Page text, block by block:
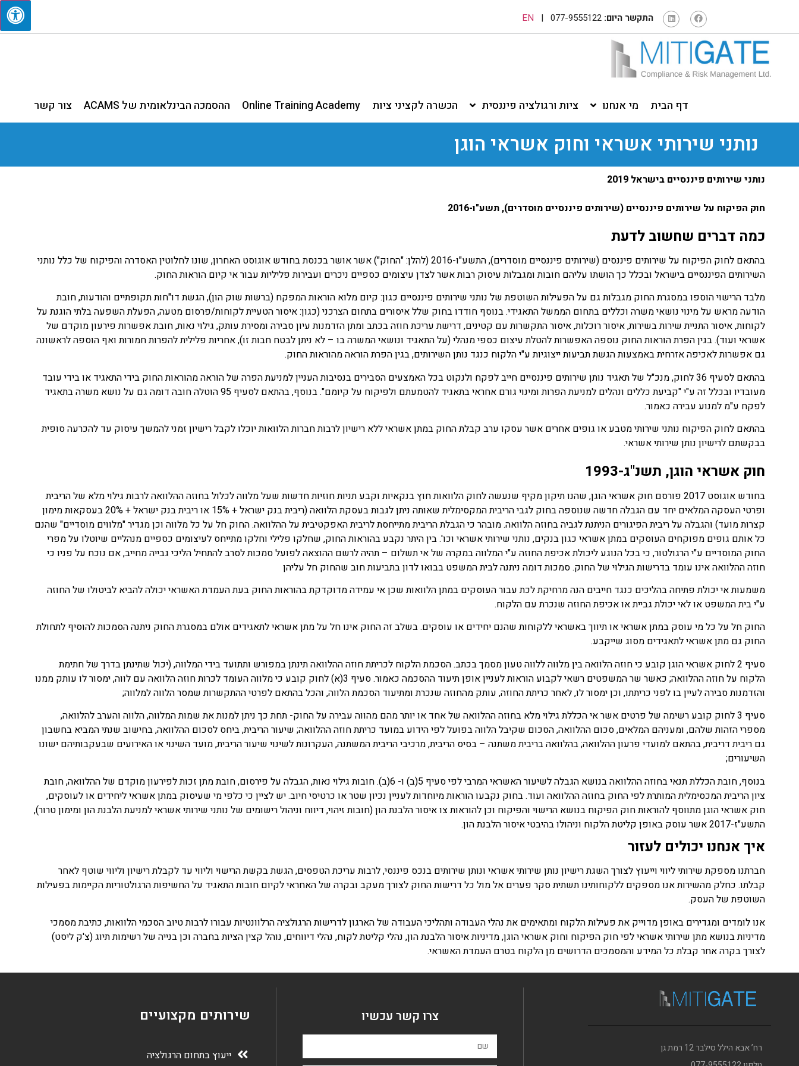
התקשר היום: EN
דף הבית מי אנחנו ציות ורגולציה פיננסית הכשרה לקציני ציות Online Training Academy ההסמכה הבינלאומית של ACAMS צור קשר
נותני שירותי אשראי וחוק אשראי הוגן
נותני שירותים פיננסיים בישראל 2019
חוק הפיקוח על שירותים פיננסיים (שירותים פיננסיים מוסדרים), תשע"ו-2016
כמה דברים שחשוב לדעת​
בהתאם לחוק הפיקוח על שירותים פיננסים (שירותים פיננסיים מוסדרים), התשע"ו-2016 (להלן: "החוק") אשר אושר בכנסת בחודש אוגוסט האחרון, שונו לחלוטין האסדרה והפיקוח של כלל נותני
השירותים הפיננסיים בישראל ובכלל כך הושתו עליהם חובות ומגבלות עיסוק רבות אשר לצדן עיצומים כספיים ניכרים ועבירות פליליות עבור אי קיום הוראות החוק.
מלבד הרישוי הוספו במסגרת החוק מגבלות גם על הפעילות השוטפת של נותני שירותים פיננסיים כגון: קיום מלוא הוראות המפקח (ברשות שוק הון), הגשת דו"חות תקופתיים והודעות, חובת
הודעה מראש על מינוי נושאי משרה וכללים בתחום הממשל התאגידי. בנוסף חודדו בחוק שלל איסורים בתחום הצרכני (כגון: איסור הטעיית לקוחות/פרסום מטעה, הפעלת השפעה בלתי הוגנת על
לקוחות, איסור התניית שירות בשירות, איסור רוכלות, איסור התקשרות עם קטינים, דרישת עריכת חוזה בכתב ומתן הזדמנות עיון סבירה ומסירת עותק, גילוי נאות, חובת אפשרות פירעון מוקדם של
אשראי ועוד). בגין הפרת הוראות החוק נוספה האפשרות להטלת עיצום כספי מנהלי (על התאגיד ונושאי המשרה בו – לא ניתן לבטח חבות זו), אחריות פלילית להפרות חמורות ואף הוספה לראשונה
גם אפשרות לאכיפה אזרחית באמצעות הגשת תביעות ייצוגיות ע"י הלקוח כנגד נותן השירותים, בגין הפרת הוראה מהוראות החוק.
בהתאם לסעיף 36 לחוק, מנכ"ל של תאגיד נותן שירותים פיננסיים חייב לפקח ולנקוט בכל האמצעים הסבירים בנסיבות העניין למניעת הפרה של הוראה מהוראות החוק בידי התאגיד או בידי עובד
מעובדיו ובכלל זה ע"י "קביעת כללים ונהלים למניעת הפרות ומינוי גורם אחראי בתאגיד להטמעתם ולפיקוח על קיומם". בנוסף, בהתאם לסעיף 95 הוטלה חובה דומה גם על נושא משרה בתאגיד
לפקח ע"מ למנוע עבירה כאמור.
בהתאם לחוק הפיקוח נותני שירותי מטבע או גופים אחרים אשר עסקו ערב קבלת החוק במתן אשראי ללא רישיון לרבות חברות הלוואות יוכלו לקבל רישיון זמני להמשך עיסוק עד להכרעה סופית
בבקשתם לרישיון נותן שירותי אשראי.
חוק אשראי הוגן, תשנ"ג-1993​
בחודש אוגוסט 2017 פורסם חוק אשראי הוגן, שהנו תיקון מקיף שנעשה לחוק הלוואות חוץ בנקאיות וקבע תניות חוזיות חדשות שעל מלווה לכלול בחוזה ההלוואה לרבות גילוי מלא של הריבית
ופרטי העסקה המלאים יחד עם הגבלה חדשה שנוספה בחוק לגבי הריבית המקסימלית שאותה ניתן לגבות בעסקת הלוואה (ריבית בנק ישראל + 15% או ריבית בנק ישראל + 20% בעסקאות מימון
קצרות מועד) והגבלה על ריבית הפיגורים הניתנת לגביה בחוזה הלוואה. מובהר כי הגבלת הריבית מתייחסת לריבית האפקטיבית על ההלוואה. החוק חל על כל מלווה וכן מגדיר "מלווים מוסדיים" שהנם
כל אותם גופים מפוקחים העוסקים במתן אשראי כגון בנקים, נותני שירותי אשראי וכו'. בין היתר נקבע בהוראות החוק, שחלקו פלילי וחלקו מתייחס לעיצומים כספיים מנהליים שיוטלו על מפרי
החוק המוסדיים ע"י הרגולטור, כי בכל הנוגע ליכולת אכיפת החוזה ע"י המלווה במקרה של אי תשלום – תהיה לרשם ההוצאה לפועל סמכות לסרב להתחיל הליכי גבייה מחייב, אם נוכח על פניו כי
חוזה ההלוואה אינו עומד בדרישות הגילוי של החוק. סמכות דומה ניתנה לבית המשפט בבואו לדון בתביעות חוב שהחוק חל עליהן
​משמעות אי יכולת פתיחה בהליכים כנגד חייבים הנה מרחיקת לכת עבור העוסקים במתן הלוואות שכן אי עמידה מדוקדקת בהוראות החוק בעת העמדת האשראי יכולה להביא לביטולו של החוזה
ע"י בית המשפט או לאי יכולת גביית או אכיפת החוזה שנכרת עם הלקוח.​
החוק חל על כל מי עוסק במתן אשראי או תיווך באשראי ללקוחות שהנם יחידים או עוסקים. בשלב זה החוק אינו חל על מתן אשראי לתאגידים אולם במסגרת החוק ניתנה הסמכות להוסיף לתחולת
החוק גם מתן אשראי לתאגידים מסוג שייקבע.​
סעיף 2 לחוק אשראי הוגן קובע כי חוזה הלוואה בין מלווה ללווה טעון מסמך בכתב. הסכמת הלקוח לכריתת חוזה ההלוואה תינתן במפורש ותתועד בידי המלווה, (יכול שתינתן בדרך של חתימת
הלקוח על חוזה ההלוואה; כאשר שר המשפטים רשאי לקבוע הוראות לעניין אופן תיעוד ההסכמה כאמור. סעיף 3(א) לחוק קובע כי מלווה העומד לכרות חוזה הלוואה עם לווה, ימסור לו עותק ממנו
והזדמנות סבירה לעיין בו לפני כריתתו, וכן ימסור לו, לאחר כריתת החוזה, עותק מהחוזה שנכרת ומתיעוד הסכמת הלווה, והכל בהתאם לפרטי ההתקשרות שמסר הלווה למלווה;
​סעיף 3 לחוק קובע רשימה של פרטים אשר אי הכללת גילוי מלא בחוזה ההלוואה של אחד או יותר מהם מהווה עבירה על החוק- תחת כך ניתן למנות את שמות המלווה, הלווה והערב להלוואה,
מספרי הזהות שלהם, ומעניהם המלאים, סכום ההלוואה, הסכום שקיבל הלווה בפועל לפי הידוע במועד כריתת חוזה ההלוואה; שיעור הריבית, ביחס לסכום ההלוואה, בחישוב שנתי המביא בחשבון
גם ריבית דריבית, בהתאם למועדי פרעון ההלוואה; בהלוואה בריבית משתנה – בסיס הריבית, מרכיבי הריבית המשתנה, העקרונות לשינוי שיעור הריבית, מועד השינוי או האירועים שבעקבותיהם ישונו
השיעורים;
בנוסף, חובת הכללת תנאי בחוזה ההלוואה בנושא הגבלה לשיעור האשראי המרבי לפי סעיף 5(ב) ו- 6(ב). חובות גילוי נאות, הגבלה על פירסום, חובת מתן זכות לפירעון מוקדם של ההלוואה, חובת
ציון הריבית המכסימלית המותרת לפי החוק בחוזה ההלוואה ועוד. בחוק נקבעו הוראות מיוחדות לעניין נכיון שטר או כרטיסי חיוב. יש לציין כי כלפי מי שעיסוק במתן אשראי ליחידים או לעוסקים,
חוק אשראי הוגן מתווסף להוראות חוק הפיקוח בנושא הרישוי והפיקוח וכן להוראות צו איסור הלבנת הון (חובות זיהוי, דיווח וניהול רישומים של נותני שירותי אשראי למניעת הלבנת הון ומימון טרור),
התשע"ז-2017 אשר עוסק באופן קליטת הלקוח וניהולו בהיבטי איסור הלבנת הון.
איך אנחנו יכולים לעזור
חברתנו מספקת שירותי ליווי וייעוץ לצורך השגת רישיון נותן שירותי אשראי ונותן שירותים בנכס פיננסי, לרבות עריכת הטפסים, הגשת בקשת הרישוי וליווי עד לקבלת רישיון וליווי שוטף לאחר
קבלתו. כחלק מהשירות אנו מספקים ללקוחותינו תשתית סקר פערים אל מול כל דרישות החוק לצורך מעקב ובקרה של האחראי לקיום חובות התאגיד על החשיפות הרגולטוריות הקיימות בפעילות
השוטפת של העסק.​
אנו לומדים ומגדירים באופן מדוייק את פעילות הלקוח ומתאימים את נהלי העבודה ותהליכי העבודה של הארגון לדרישות הרגולציה הרלוונטיות עבורו לרבות טיוב הסכמי הלוואות, כתיבת מסמכי
מדיניות בנושא מתן שירותי אשראי לפי חוק הפיקוח וחוק אשראי הוגן, מדיניות איסור הלבנת הון, נהלי קליטת לקוח, נהלי דיווחים, נוהל קצין הציות בחברה וכן בנייה של רשימות תיוג (צ'ק ליסט)
לצורך בקרה אחר קבלת כל המידע והמסמכים הדרושים מן הלקוח בטרם העמדת האשראי.
רח’ אבא הילל סילבר 12 רמת גן
צרו קשר עכשיו שירותים מקצועיים
ייעוץ בתחום הרגולציה